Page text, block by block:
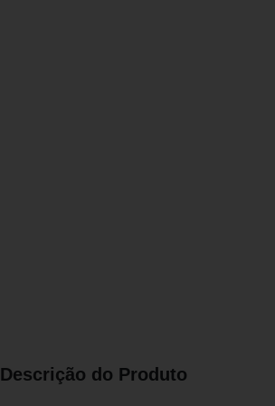
Descrição do Produto